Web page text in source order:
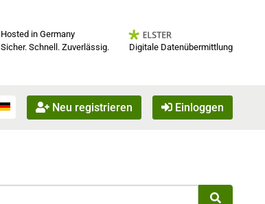
Hosted in Germany
Sicher. Schnell. Zuverlässig.
Digitale Datenübermittlung
Neu registrieren Einloggen